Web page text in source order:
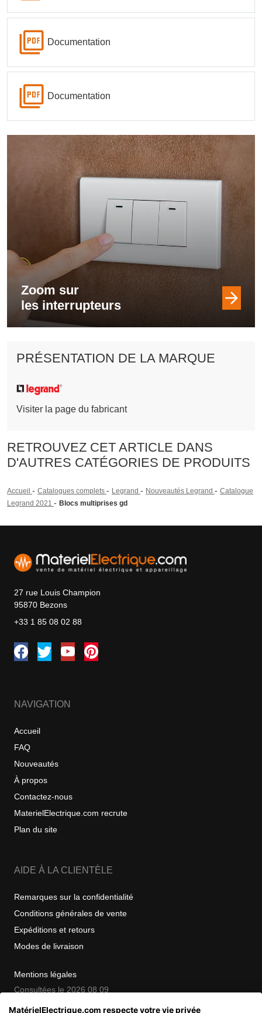
Documentation
Documentation
Zoom sur
les interrupteurs
PRÉSENTATION DE LA MARQUE
Visiter la page du fabricant
RETROUVEZ CET ARTICLE DANS
D'AUTRES CATÉGORIES DE PRODUITS
Accueil - Catalogues complets - Legrand - Nouveautés Legrand - Catalogue
Legrand 2021 - Blocs multiprises gd
27 rue Louis Champion
95870 Bezons
+33 1 85 08 02 88
NAVIGATION
Accueil
FAQ
Nouveautés
À propos
Contactez-nous
MaterielElectrique.com recrute
Plan du site
AIDE À LA CLIENTÈLE
Remarques sur la confidentialité
Conditions générales de vente
Expéditions et retours
Modes de livraison
Mentions légales
Consultées le 2026 08 09
MatérielElectrique.com respecte votre vie privée